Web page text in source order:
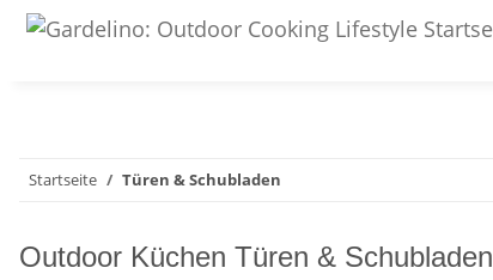
Startseite Türen & Schubladen
Outdoor Küchen Türen & Schubladen